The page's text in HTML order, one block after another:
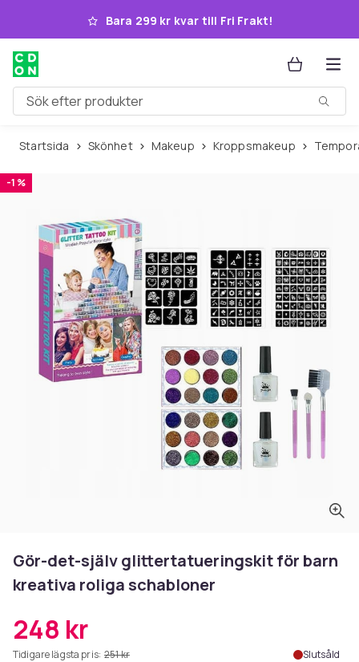
Hoppa till huvudinnehållet
Bara 299 kr kvar till Fri Frakt!
Sök efter produkter
Startsida Skönhet Makeup Kroppsmakeup
-1 %
Gör-det-själv glittertatueringskit för barn
kreativa roliga schabloner
248 kr
Tidigare lägsta pris: 251 kr Slutsåld